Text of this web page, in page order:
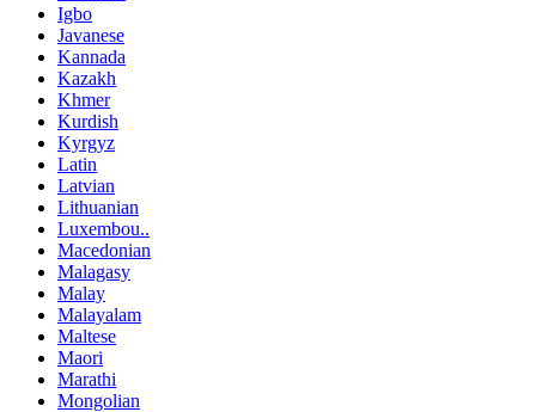
Igbo
Javanese
Kannada
Kazakh
Khmer
Kurdish
Kyrgyz
Latin
Latvian
Lithuanian
Luxembou..
Macedonian
Malagasy
Malay
Malayalam
Maltese
Maori
Marathi
Mongolian